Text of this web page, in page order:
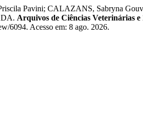
Pavini; CALAZANS, Sabryna
Arquivos de Ciências Veterinárias
6094. Acesso em: 8 ago. 2026.